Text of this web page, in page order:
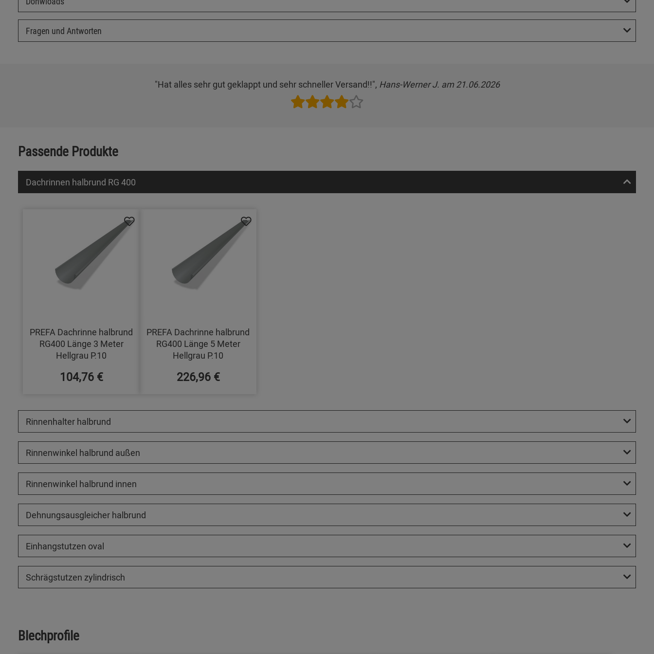
Fragen und Antworten
"Hat alles sehr gut geklappt und sehr schneller Versand!!", Hans-Werner J. am 21.06.2026
Passende Produkte
Dachrinnen halbrund RG 400
PREFA Dachrinne halbrund
RG400 Länge 3 Meter
Hellgrau P.10
104,76 €
PREFA Dachrinne halbrund
RG400 Länge 5 Meter
Hellgrau P.10
226,96 €
Rinnenhalter halbrund
Rinnenwinkel halbrund außen
Rinnenwinkel halbrund innen
Dehnungsausgleicher halbrund
Einhangstutzen oval
Schrägstutzen zylindrisch
Blechprofile